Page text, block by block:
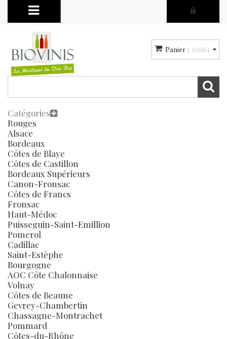
Catégories
Rouges
Alsace
Bordeaux
Côtes de Blaye
Côtes de Castillon
Bordeaux Supérieurs
Canon-Fronsac
Côtes de Francs
Fronsac
Haut-Médoc
Puisseguin-Saint-Emillion
Pomerol
Cadillac
Saint-Estèphe
Bourgogne
AOC Côte Chalonnaise
Volnay
Côtes de Beaune
Gevrey-Chambertin
Chassagne-Montrachet
Pommard
Côtes-du-Rhône
Panier : (vide)